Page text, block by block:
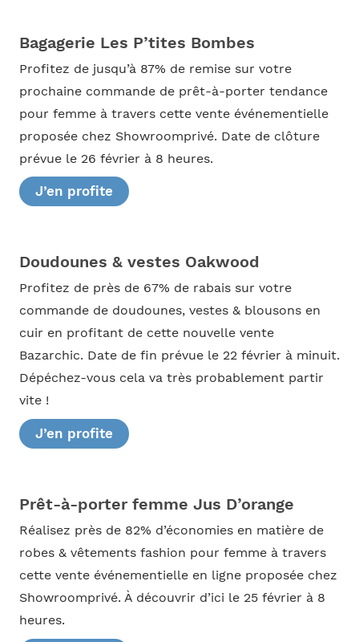
Bagagerie Les P’tites Bombes
Profitez de jusqu’à 87% de remise sur votre
prochaine commande de prêt-à-porter tendance
pour femme à travers cette vente événementielle
proposée chez Showroomprivé. Date de clôture
prévue le 26 février à 8 heures.
J’en profite
Doudounes & vestes Oakwood
Profitez de près de 67% de rabais sur votre
commande de doudounes, vestes & blousons en
cuir en profitant de cette nouvelle vente
Bazarchic. Date de fin prévue le 22 février à minuit.
Dépéchez-vous cela va très probablement partir
vite !
J’en profite
Prêt-à-porter femme Jus D’orange
Réalisez près de 82% d’économies en matière de
robes & vêtements fashion pour femme à travers
cette vente événementielle en ligne proposée chez
Showroomprivé. À découvrir d’ici le 25 février à 8
heures.